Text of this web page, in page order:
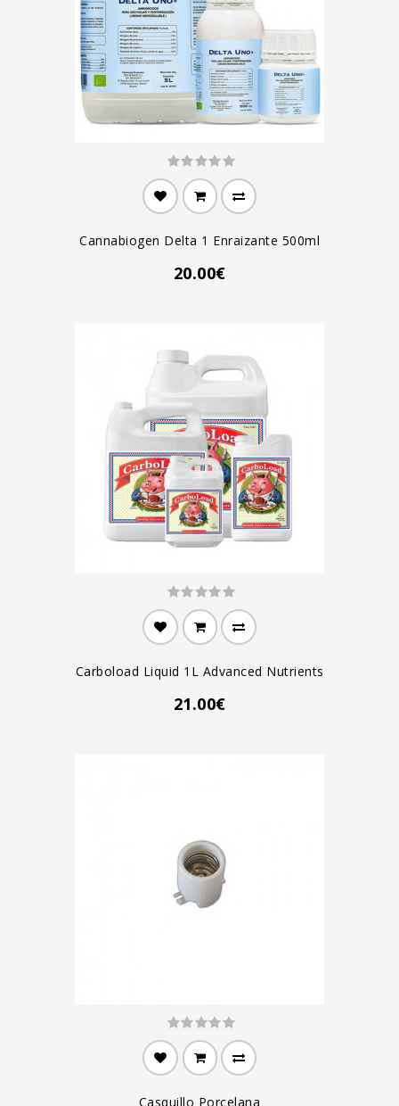
Cannabiogen Delta 1 Enraizante 500ml
20.00€
Carboload Liquid 1L Advanced Nutrients
21.00€
Casquillo Porcelana